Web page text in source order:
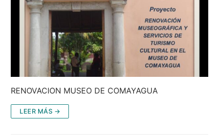
RENOVACION MUSEO DE COMAYAGUA
LEER MÁS →